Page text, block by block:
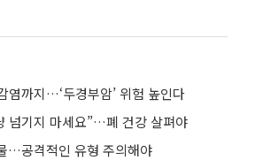
염까지…‘두경부암’ 위험 높인다
넘기지 마세요”…폐 건강 살펴야
…공격적인 유형 주의해야